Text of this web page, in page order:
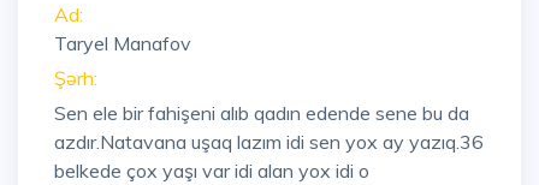
Ad:
Taryel Manafov
Şərh:
Sen ele bir fahişeni alıb qadın edende sene bu da
azdır.Natavana uşaq lazım idi sen yox ay yazıq.36
belkede çox yaşı var idi alan yox idi o